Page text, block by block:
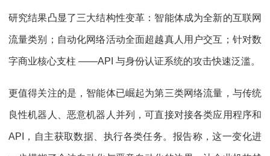
研究结果凸显了三大结构性变革：智能体成为全新的互联网
流量类别；自动化网络活动全面超越真人用户交互；针对数
字商业核心支柱 ——API 与身份认证系统的攻击快速泛滥。
更值得关注的是，智能体已崛起为第三类网络流量，与传统
良性机器人、恶意机器人并列，可直接对接各类应用程序和
API，自主获取数据、执行各类任务。报告称，这一变化进